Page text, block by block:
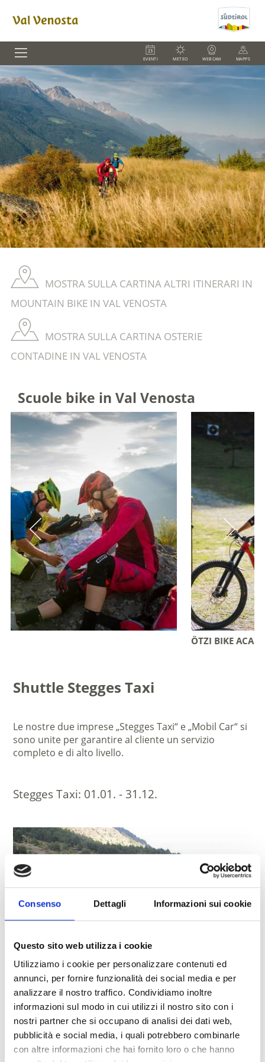
Consenso Dettagli Informazioni sui cookie
Questo sito web utilizza i cookie
Utilizziamo i cookie per personalizzare contenuti ed
annunci, per fornire funzionalità dei social media e per
analizzare il nostro traffico. Condividiamo inoltre
informazioni sul modo in cui utilizzi il nostro sito con i
nostri partner che si occupano di analisi dei dati web,
pubblicità e social media, i quali potrebbero combinarle
con altre informazioni che hai fornito loro o che hanno
EVENTI METEO WEBCAM MAPPS
MOSTRA SULLA CARTINA ALTRI ITINERARI IN
MOUNTAIN BIKE IN VAL VENOSTA
MOSTRA SULLA CARTINA OSTERIE
CONTADINE IN VAL VENOSTA
Scuole bike in Val Venosta
Shuttle Stegges Taxi
Le nostre due imprese „Stegges Taxi“ e „Mobil Car“ si
sono unite per garantire al cliente un servizio
completo e di alto livello.
Stegges Taxi: 01.01. - 31.12.
SHUTTLE STEGGES TAXI
Mont Mezzodì 37
39028 Silandro